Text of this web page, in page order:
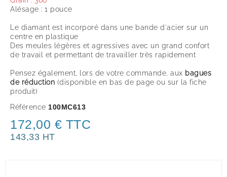
Alésage : 1 pouce
Le diamant est incorporé dans une bande d'acier sur un
centre en plastique
Des meules légères et agressives avec un grand confort
de travail et permettant de travailler très rapidement
Pensez également, lors de votre commande, aux bagues
de réduction (disponible en bas de page ou sur la fiche
produit)
Référence 100MC613
172,00 € TTC
143,33 HT